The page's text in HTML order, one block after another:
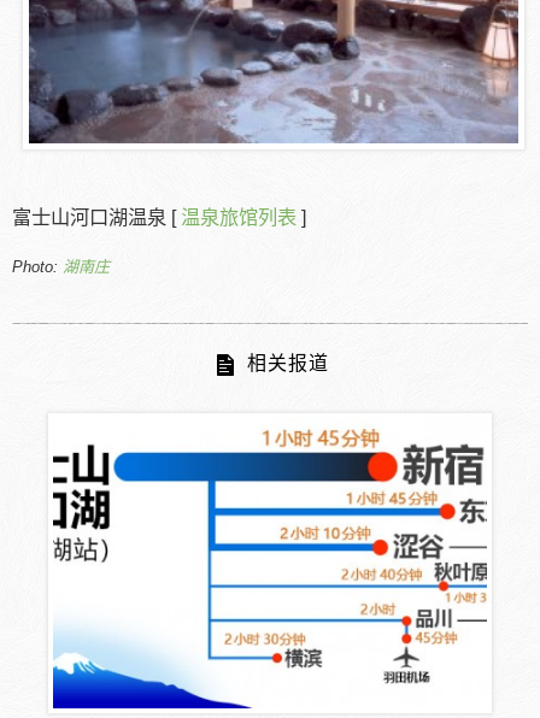
富士山河口湖温泉 [ 温泉旅馆列表 ]
Photo: 湖南庄
相关报道